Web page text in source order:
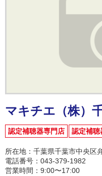
マキチエ（株）
認定補聴器専門店 認定補聴
所在地：千葉県千葉市中央区
電話番号：043-379-1982
営業時間：9:00〜17:00